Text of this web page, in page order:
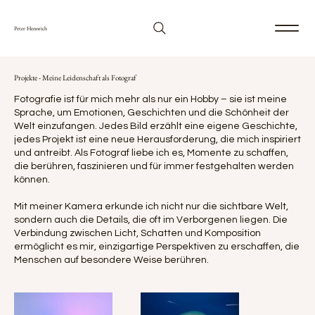
Peter Hennrich
Projekte - Meine Leidenschaft als Fotograf
Fotografie ist für mich mehr als nur ein Hobby – sie ist meine
Sprache, um Emotionen, Geschichten und die Schönheit der
Welt einzufangen. Jedes Bild erzählt eine eigene Geschichte,
jedes Projekt ist eine neue Herausforderung, die mich inspiriert
und antreibt. Als Fotograf liebe ich es, Momente zu schaffen,
die berühren, faszinieren und für immer festgehalten werden
können.
Mit meiner Kamera erkunde ich nicht nur die sichtbare Welt,
sondern auch die Details, die oft im Verborgenen liegen. Die
Verbindung zwischen Licht, Schatten und Komposition
ermöglicht es mir, einzigartige Perspektiven zu erschaffen, die
Menschen auf besondere Weise berühren.